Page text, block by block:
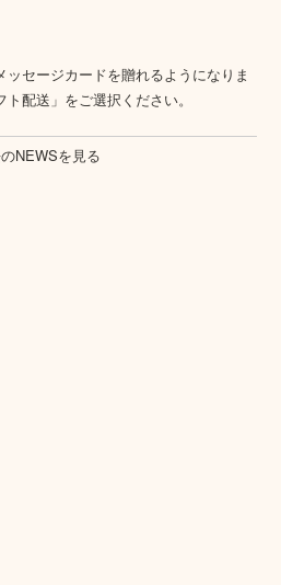
セージカードを贈れるようになりま
配送」をご選択ください。
NEWSを見る